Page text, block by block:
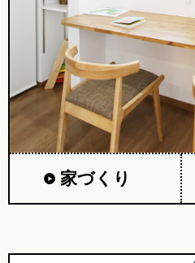
家づくり